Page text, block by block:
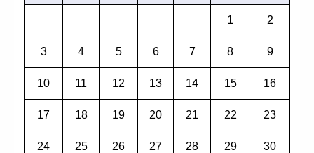
1 2
3 4 5 6 7 8 9
10 11 12 13 14 15 16
17 18 19 20 21 22 23
24 25 26 27 28 29 30